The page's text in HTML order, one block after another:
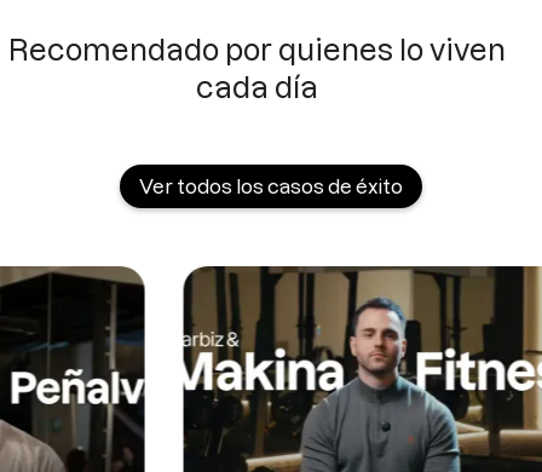
Recomendado por quienes lo viven
cada día
Ver todos los casos de éxito